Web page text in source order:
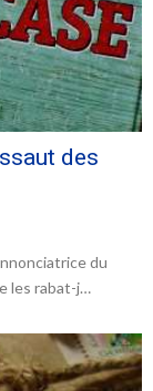
des
du
les rabat-j…